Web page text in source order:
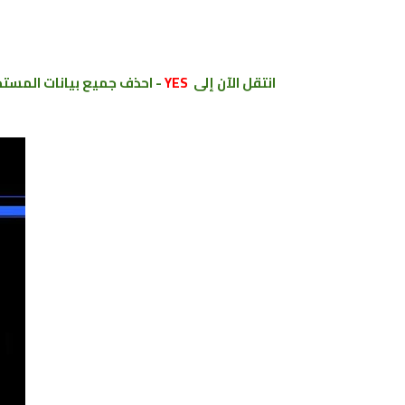
انتقل الآن إلى YES- احذف جميع بيانات